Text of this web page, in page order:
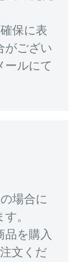
保に表
がござい
ールにて
場合に
。
品を購入
文くだ